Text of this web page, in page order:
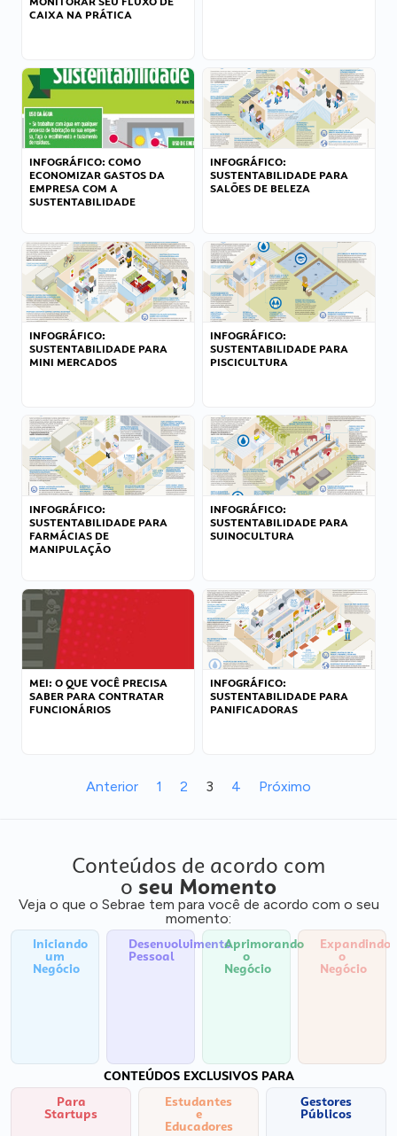
CAIXA NA PRÁTICA
INFOGRÁFICO: COMO
ECONOMIZAR GASTOS DA
EMPRESA COM A
SUSTENTABILIDADE
INFOGRÁFICO:
SUSTENTABILIDADE PARA
SALÕES DE BELEZA
INFOGRÁFICO:
SUSTENTABILIDADE PARA
MINI MERCADOS
INFOGRÁFICO:
SUSTENTABILIDADE PARA
PISCICULTURA
INFOGRÁFICO:
SUSTENTABILIDADE PARA
FARMÁCIAS DE
MANIPULAÇÃO
INFOGRÁFICO:
SUSTENTABILIDADE PARA
SUINOCULTURA
MEI: O QUE VOCÊ PRECISA
SABER PARA CONTRATAR
FUNCIONÁRIOS
INFOGRÁFICO:
SUSTENTABILIDADE PARA
PANIFICADORAS
Anterior 1 2 3 4 Próximo
Conteúdos de acordo com
o seu Momento
Veja o que o Sebrae tem para você de acordo com o seu
momento:
Iniciando
um
Negócio
Desenvolvimento
Pessoal
Aprimorando
o
Negócio
Expandindo
o
Negócio
CONTEÚDOS EXCLUSIVOS PARA
Para
Startups
Estudantes
e
Educadores
Gestores
Públicos